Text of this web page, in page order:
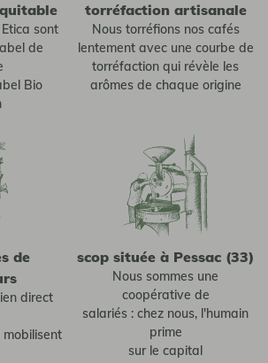
sont
de
Bio
torréfaction artisanale
Nous torréfions nos cafés
lentement avec une courbe de
torréfaction qui révèle les
arômes de chaque origine
de
direct
scop située à Pessac (33)
Nous sommes une
coopérative de
salariés : chez nous, l'humain
prime
sur le capital